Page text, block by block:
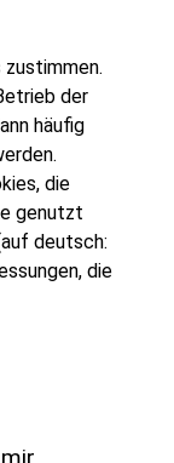
zustimmen.
der
häufig
die
genutzt
deutsch:
die